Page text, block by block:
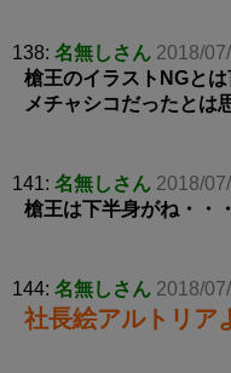
138: 名無しさん 2018/
槍王のイラストNGと
メチャシコだったとは
141: 名無しさん 2018/
槍王は下半身がね・・・
144: 名無しさん 2018/
社長絵アルトリア